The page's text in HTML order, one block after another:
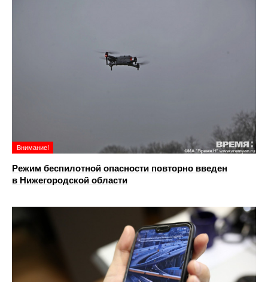
Внимание!
Режим беспилотной опасности повторно введен
в Нижегородской области